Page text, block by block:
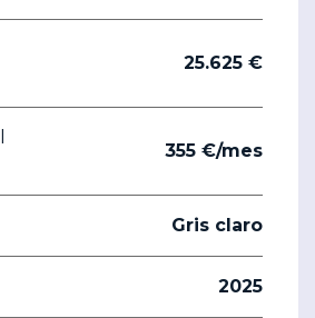
25.625 €
355 €/mes
Gris claro
2025